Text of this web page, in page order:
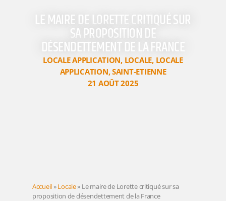
LE MAIRE DE LORETTE CRITIQUÉ SUR
SA PROPOSITION DE
DÉSENDETTEMENT DE LA FRANCE
LOCALE APPLICATION, LOCALE, LOCALE
APPLICATION,SAINT-ETIENNE
21 AOÛT 2025
Accueil»Locale» Le maire de Lorette critiqué sur sa
proposition de désendettement de la France